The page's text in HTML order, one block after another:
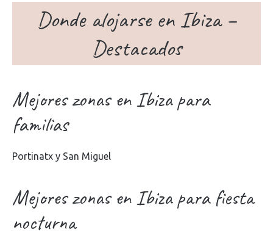
Donde alojarse en Ibiza –
Destacados
Mejores zonas en Ibiza para
familias
Portinatx y San Miguel
Mejores zonas en Ibiza para fiesta
nocturna